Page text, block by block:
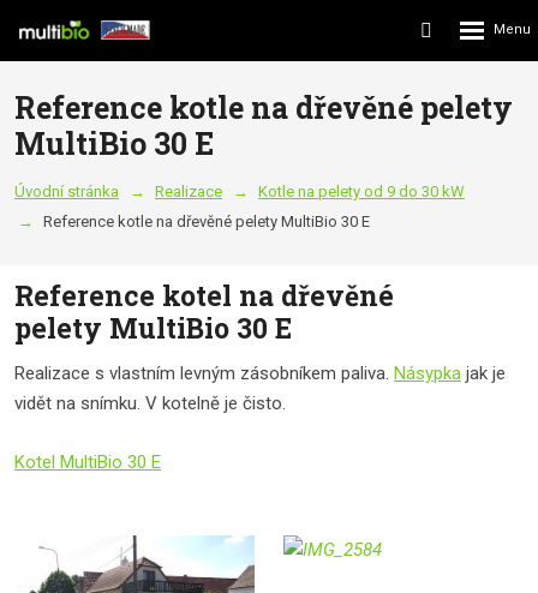
Vyhledávání
Rozbalení
Reference kotle na dřevěné pelety
MultiBio 30 E
Úvodní stránka Realizace
Kotle na pelety od 9 do 30 kW
Reference kotle na dřevěné pelety MultiBio 30 E
Reference kotel na dřevěné
pelety MultiBio 30 E
Realizace s vlastním levným zásobníkem paliva. Násypka jak je
vidět na snímku. V kotelně je čisto.
Kotel MultiBio 30 E